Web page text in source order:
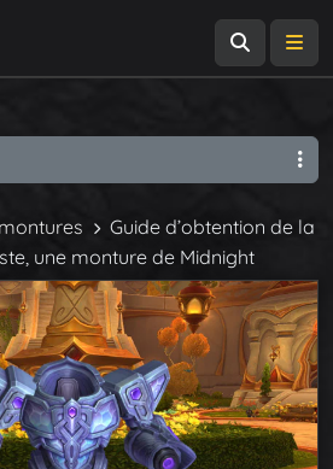
Guide d’obtention de la
une monture de Midnight